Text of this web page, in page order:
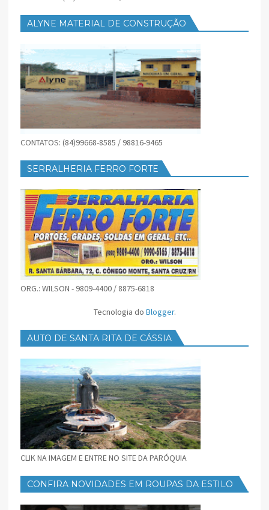
ALYNE MATERIAL DE CONSTRUÇÃO
CONTATOS: (84)99668-8585 / 98816-9465
SERRALHERIA FERRO FORTE
ORG.: WILSON - 9809-4400 / 8875-6818
Tecnologia do Blogger.
AUTO DE SANTA RITA DE CÁSSIA
CLIK NA IMAGEM E ENTRE NO SITE DA PARÓQUIA
CONFIRA NOVIDADES EM ROUPAS DA ESTILO